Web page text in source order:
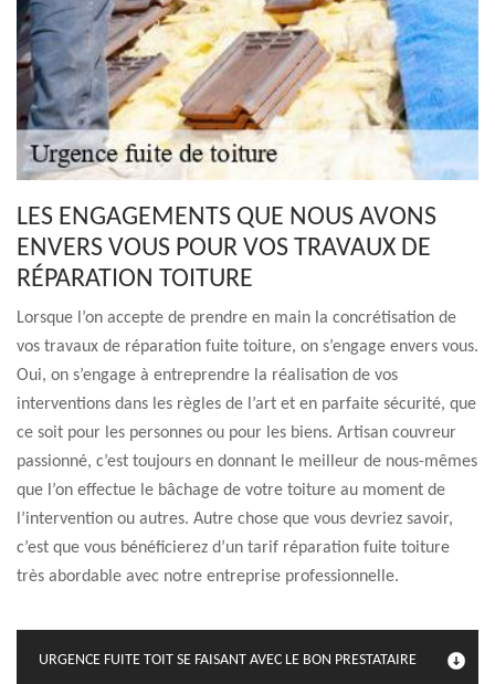
LES ENGAGEMENTS QUE NOUS AVONS
ENVERS VOUS POUR VOS TRAVAUX DE
RÉPARATION TOITURE
Lorsque l’on accepte de prendre en main la concrétisation de
vos travaux de réparation fuite toiture, on s’engage envers vous.
Oui, on s’engage à entreprendre la réalisation de vos
interventions dans les règles de l’art et en parfaite sécurité, que
ce soit pour les personnes ou pour les biens. Artisan couvreur
passionné, c’est toujours en donnant le meilleur de nous-mêmes
que l’on effectue le bâchage de votre toiture au moment de
l’intervention ou autres. Autre chose que vous devriez savoir,
c’est que vous bénéficierez d’un tarif réparation fuite toiture
très abordable avec notre entreprise professionnelle.
URGENCE FUITE TOIT SE FAISANT AVEC LE BON PRESTATAIRE